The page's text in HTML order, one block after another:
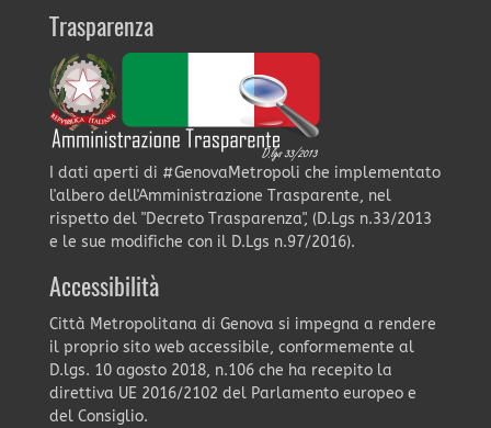
Trasparenza
I dati aperti di #GenovaMetropoli che implementato
l'albero dell'Amministrazione Trasparente, nel
rispetto del "Decreto Trasparenza", (D.Lgs n.33/2013
e le sue modifiche con il D.Lgs n.97/2016).
Accessibilità
Città Metropolitana di Genova si impegna a rendere
il proprio sito web accessibile, conformemente al
D.lgs. 10 agosto 2018, n.106 che ha recepito la
direttiva UE 2016/2102 del Parlamento europeo e
del Consiglio.